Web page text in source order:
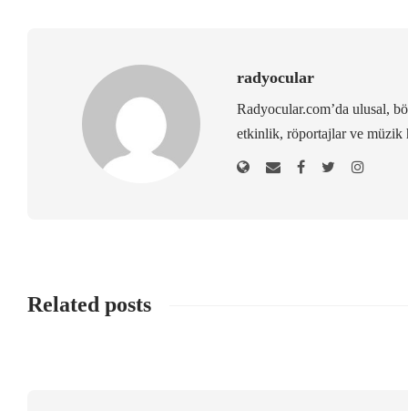
radyocular
Radyocular.com’da ulusal,
etkinlik, röportajlar ve müzik
Related posts